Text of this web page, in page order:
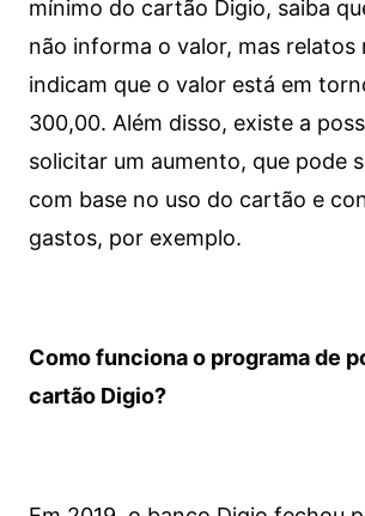
mínimo do cartão Digio, saiba
não informa o valor, mas relatos
indicam que o valor está em
300,00. Além disso, existe a
solicitar um aumento, que pode
com base no uso do cartão e
gastos, por exemplo.
Como funciona o programa de
cartão Digio?